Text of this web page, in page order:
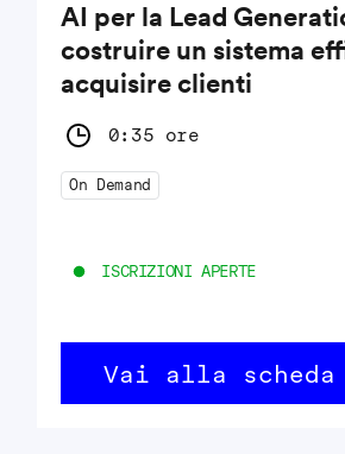
AI per la Lead
costruire un sistema
acquisire clienti
0:35 ore
On Demand
ISCRIZIONI APERTE
Vai alla scheda